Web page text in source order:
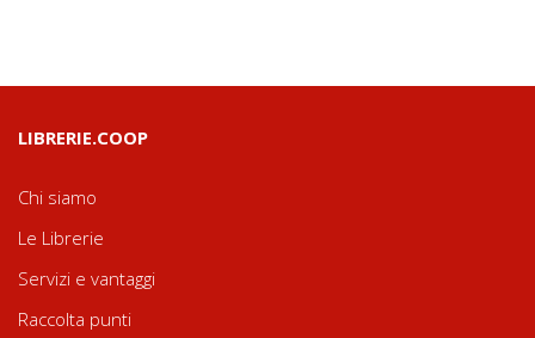
LIBRERIE.COOP
Chi siamo
Le Librerie
Servizi e vantaggi
Raccolta punti